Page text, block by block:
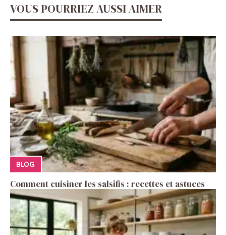
VOUS POURRIEZ AUSSI AIMER
BLOG
Comment cuisiner les salsifis : recettes et astuces